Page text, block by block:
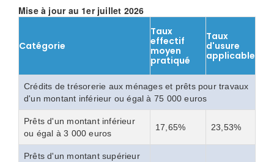
Mise à jour au 1er juillet 2026
Catégorie
Taux
effectif
moyen
pratiqué
Taux
d'usure
applicable
Crédits de trésorerie aux ménages et prêts pour travaux
d'un montant inférieur ou égal à 75 000 euros
Prêts d'un montant inférieur
ou égal à 3 000 euros
17,65% 23,53%
Prêts d'un montant supérieur